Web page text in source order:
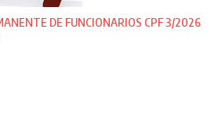
DE FUNCIONARIOS CPF 3/2026